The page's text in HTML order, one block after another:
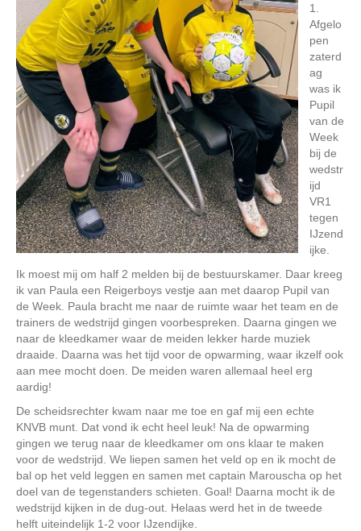
1.
Afgelo
pen
zaterd
ag
was ik
Pupil
van de
Week
bij de
wedstr
ijd
VR1
tegen
IJzend
ijke.
Ik moest mij om half 2 melden bij de bestuurskamer. Daar kreeg
ik van Paula een Reigerboys vestje aan met daarop Pupil van
de Week. Paula bracht me naar de ruimte waar het team en de
trainers de wedstrijd gingen voorbespreken. Daarna gingen we
naar de kleedkamer waar de meiden lekker harde muziek
draaide. Daarna was het tijd voor de opwarming, waar ikzelf ook
aan mee mocht doen. De meiden waren allemaal heel erg
aardig!
De scheidsrechter kwam naar me toe en gaf mij een echte
KNVB munt. Dat vond ik echt heel leuk! Na de opwarming
gingen we terug naar de kleedkamer om ons klaar te maken
voor de wedstrijd. We liepen samen het veld op en ik mocht de
bal op het veld leggen en samen met captain Marouscha op het
doel van de tegenstanders schieten. Goal! Daarna mocht ik de
wedstrijd kijken in de dug-out. Helaas werd het in de tweede
helft uiteindelijk 1-2 voor IJzendijke.